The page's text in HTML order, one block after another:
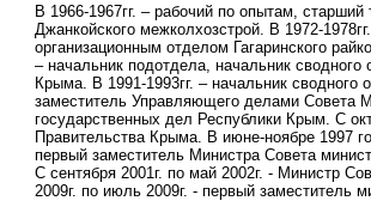
В 1966-1967гг. – рабочий по опытам,
Джанкойского межколхозстрой. В 1972-
организационным отделом Гагаринского
– начальник подотдела, начальник
Крыма. В 1991-1993гг. – начальник
заместитель Управляющего делами Совета
государственных дел Республики Крым. С
Правительства Крыма. В июне-ноябре 1997
первый заместитель Министра Совета
С сентября 2001г. по май 2002г. - Министр
2009г. по июль 2009г. - первый заместитель